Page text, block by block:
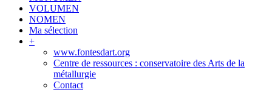
VOLUMEN
NOMEN
Ma sélection
+
www.fontesdart.org
Centre de ressources : conservatoire des Arts de la
métallurgie
Contact